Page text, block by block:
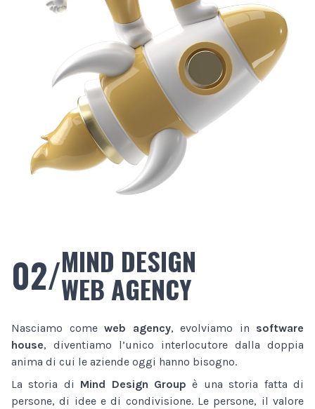
02/MIND DESIGN
WEB AGENCY
Nasciamo come web agency, evolviamo in software
house, diventiamo l’unico interlocutore dalla doppia
anima di cui le aziende oggi hanno bisogno.
La storia di Mind Design Group è una storia fatta di
persone, di idee e di condivisione. Le persone, il valore